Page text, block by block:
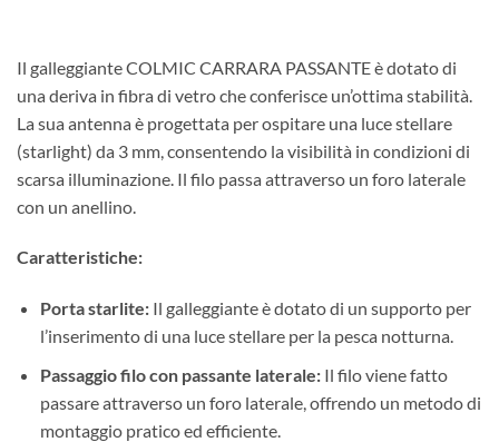
Il galleggiante COLMIC CARRARA PASSANTE è dotato di
una deriva in fibra di vetro che conferisce un’ottima stabilità.
La sua antenna è progettata per ospitare una luce stellare
(starlight) da 3 mm, consentendo la visibilità in condizioni di
scarsa illuminazione. Il filo passa attraverso un foro laterale
con un anellino.
Caratteristiche:
Porta starlite:Il galleggiante è dotato di un supporto per
l’inserimento di una luce stellare per la pesca notturna.
Passaggio filo con passante laterale:Il filo viene fatto
passare attraverso un foro laterale, offrendo un metodo di
montaggio pratico ed efficiente.